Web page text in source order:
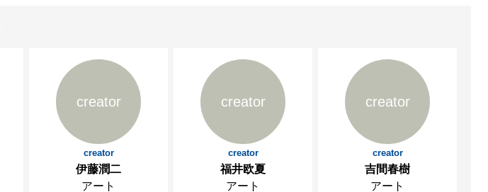
creator
creator
伊藤潤二
アート
creator
creator
福井欧夏
アート
creator
creator
吉間春樹
アート